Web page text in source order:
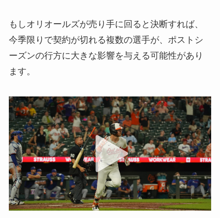
もしオリオールズが売り手に回ると決断すれば、
今季限りで契約が切れる複数の選手が、ポストシ
ーズンの行方に大きな影響を与える可能性があり
ます。